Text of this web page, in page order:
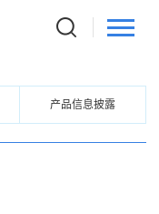
产品信息披露